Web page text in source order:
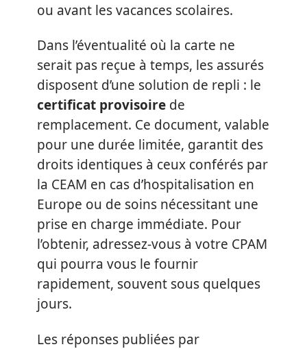
ou avant les vacances scolaires.
Dans l’éventualité où la carte ne
serait pas reçue à temps, les assurés
disposent d’une solution de repli : le
certificat provisoire de
remplacement. Ce document, valable
pour une durée limitée, garantit des
droits identiques à ceux conférés par
la CEAM en cas d’hospitalisation en
Europe ou de soins nécessitant une
prise en charge immédiate. Pour
l’obtenir, adressez-vous à votre CPAM
qui pourra vous le fournir
rapidement, souvent sous quelques
jours.
Les réponses publiées par